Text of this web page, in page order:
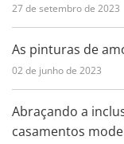
27 de setembro de 2023
As pinturas de
02 de junho de 2023
Abraçando a
casamentos